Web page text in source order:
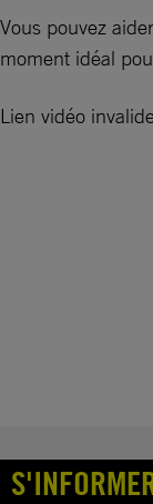
Vous pouvez
moment idéal
Lien vidéo